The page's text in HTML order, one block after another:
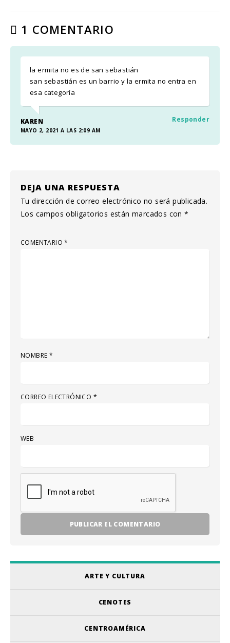
1 COMENTARIO
KAREN
MAYO 2, 2021 A LAS 2:09 AM
la ermita no es de san sebastián
san sebastián es un barrio y la ermita no entra en
esa categoría
Responder
DEJA UNA RESPUESTA
Tu dirección de correo electrónico no será publicada.
Los campos obligatorios están marcados con*
COMENTARIO*
NOMBRE *
CORREO ELECTRÓNICO *
WEB
ARTE Y CULTURA
CENOTES
CENTROAMÉRICA